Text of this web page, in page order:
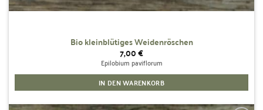
Bio kleinblütiges Weidenröschen
7,00€
Epilobium paviflorum
IN DEN WARENKORB